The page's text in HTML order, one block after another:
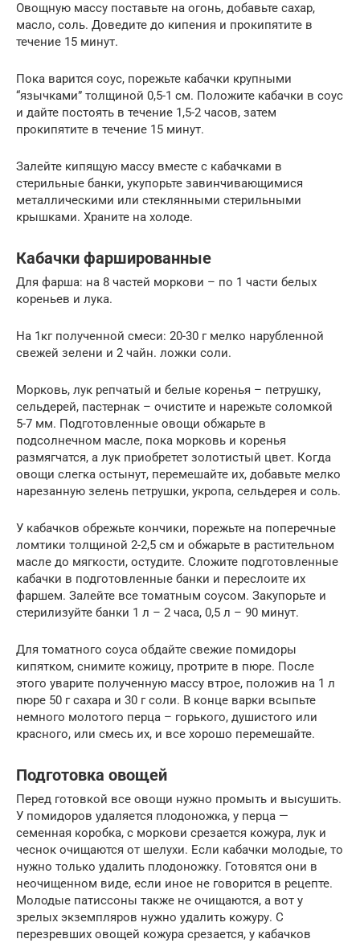
Овощную массу поставьте на огонь, добавьте сахар,
масло, соль. Доведите до кипения и прокипятите в
течение 15 минут.
Пока варится соус, порежьте кабачки крупными
“язычками” толщиной 0,5-1 см. Положите кабачки в соус
и дайте постоять в течение 1,5-2 часов, затем
прокипятите в течение 15 минут.
Залейте кипящую массу вместе с кабачками в
стерильные банки, укупорьте завинчивающимися
металлическими или стеклянными стерильными
крышками. Храните на холоде.
Кабачки фаршированные
Для фарша: на 8 частей моркови – по 1 части белых
кореньев и лука.
На 1кг полученной смеси: 20-30 г мелко нарубленной
свежей зелени и 2 чайн. ложки соли.
Морковь, лук репчатый и белые коренья – петрушку,
сельдерей, пастернак – очистите и нарежьте соломкой
5-7 мм. Подготовленные овощи обжарьте в
подсолнечном масле, пока морковь и коренья
размягчатся, а лук приобретет золотистый цвет. Когда
овощи слегка остынут, перемешайте их, добавьте мелко
нарезанную зелень петрушки, укропа, сельдерея и соль.
У кабачков обрежьте кончики, порежьте на поперечные
ломтики толщиной 2-2,5 см и обжарьте в растительном
масле до мягкости, остудите. Сложите подготовленные
кабачки в подготовленные банки и переслоите их
фаршем. Залейте все томатным соусом. Закупорьте и
стерилизуйте банки 1 л – 2 часа, 0,5 л – 90 минут.
Для томатного соуса обдайте свежие помидоры
кипятком, снимите кожицу, протрите в пюре. После
этого уварите полученную массу втрое, положив на 1 л
пюре 50 г сахара и 30 г соли. В конце варки всыпьте
немного молотого перца – горького, душистого или
красного, или смесь их, и все хорошо перемешайте.
Подготовка овощей
Перед готовкой все овощи нужно промыть и высушить.
У помидоров удаляется плодоножка, у перца —
семенная коробка, с моркови срезается кожура, лук и
чеснок очищаются от шелухи. Если кабачки молодые, то
нужно только удалить плодоножку. Готовятся они в
неочищенном виде, если иное не говорится в рецепте.
Молодые патиссоны также не очищаются, а вот у
зрелых экземпляров нужно удалить кожуру. С
перезревших овощей кожура срезается, у кабачков